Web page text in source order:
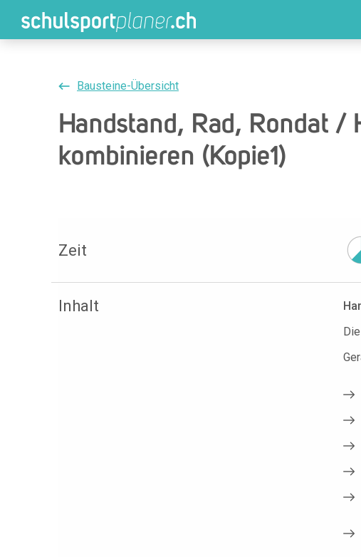
Bausteine-Übersicht
Handstand, Rad, Rondat
kombinieren (Kopie1)
Zeit
Inhalt